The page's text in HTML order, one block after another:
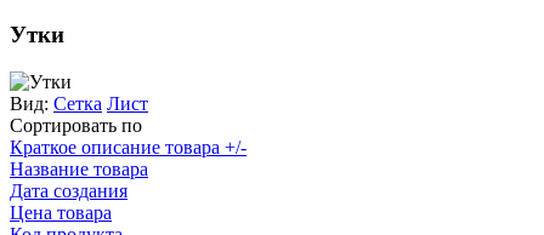
Утки
Вид: Сетка Лист
Сортировать по
Краткое описание товара +/-
Название товара
Дата создания
Цена товара